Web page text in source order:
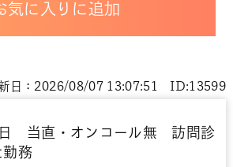
気に入りに追加
日 当直・オンコール無 訪問診
勤務
日：2026/08/07 13:07:51 ID:13599